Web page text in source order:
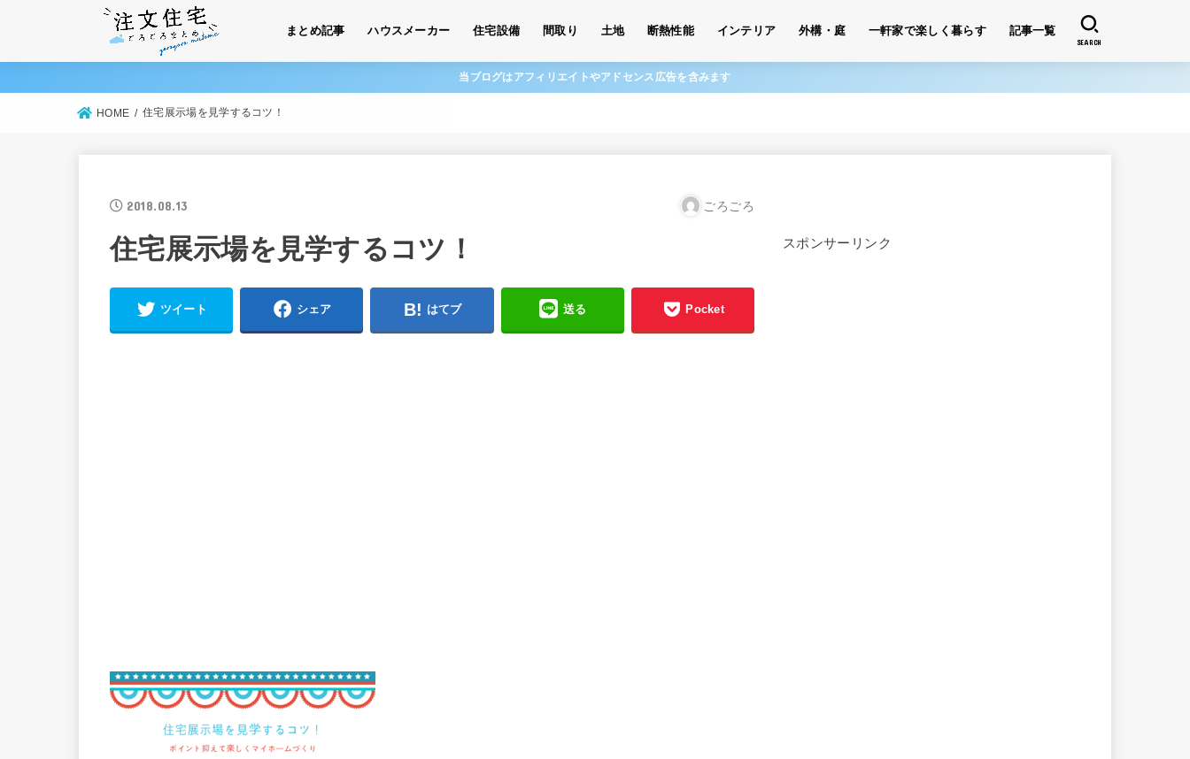
まとめ記事 ハウスメーカー 住宅設備 間取り 土地 断熱性能 インテリア 外構・庭 一軒家で楽しく暮らす 記事一覧
SEARCH
当ブログはアフィリエイトやアドセンス広告を含みます
HOME 住宅展示場を見学するコツ！
2018.08.13 ごろごろ
住宅展示場を見学するコツ！
ツイート シェア はてブ 送る Pocket
スポンサーリンク